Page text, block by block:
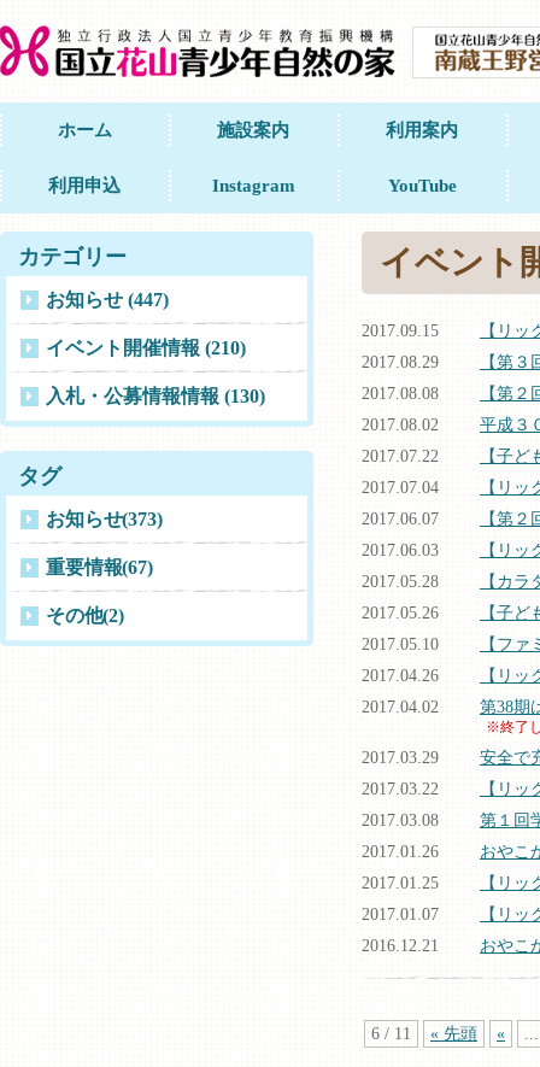
ホーム 施設案内 利用案内
利用申込 Instagram YouTube
イベン
2017.09.15
【リ
2017.08.29
【第
2017.08.08
【第
2017.08.02
平成３
2017.07.22
【子
2017.07.04
【リ
2017.06.07
【第
2017.06.03
【リ
2017.05.28
【カ
2017.05.26
【子
2017.05.10
【フ
2017.04.26
【リ
2017.04.02
第38期
※終了
2017.03.29
安全で
2017.03.22
【リ
2017.03.08
第１回
2017.01.26
おやこ
2017.01.25
【リ
2017.01.07
【リ
2016.12.21
おやこ
6 / 11 « 先頭 « ...
カテゴリー
お知らせ (447)
イベント開催情報 (210)
入札・公募情報情報 (130)
タグ
お知らせ(373)
重要情報(67)
その他(2)